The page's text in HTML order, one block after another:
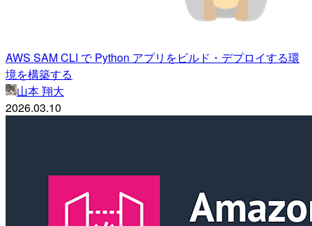
AWS SAM CLI で Python アプリをビルド・デプロイする環
境を構築する
山本 翔大
2026.03.10